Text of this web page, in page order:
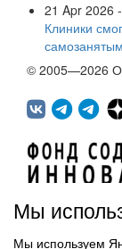
21 Apr 2026
Клиники
самозанятым
© 2005—2026
Мы
Мы используем